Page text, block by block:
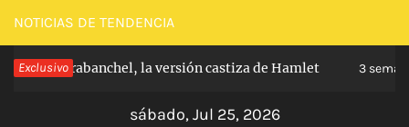
Saltar
al
contenido
NOTICIAS DE TENDENCIA
Exclusivo
de Carabanchel, la versión castiza de Hamlet 3
sábado, Jul 25, 2026